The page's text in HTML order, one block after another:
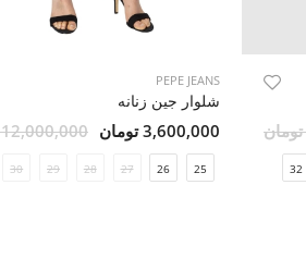
32
PEPE JEANS
شلوار جین زنانه
3,600,000 تومان 12,000,000 تومان
25
26
27
28
29
30